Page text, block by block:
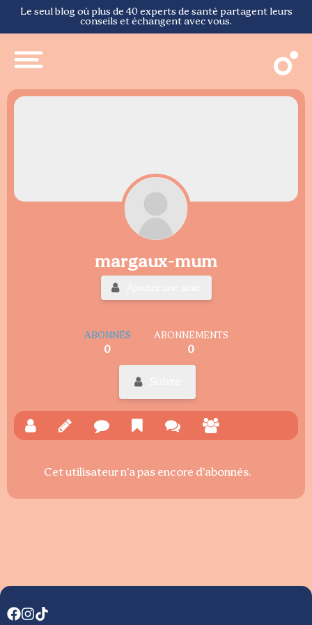
Le seul blog où plus de 40 experts de santé partagent leurs
conseils et échangent avec vous.
margaux-mum
ABONNÉS
0
ABONNEMENTS
0
Cet utilisateur n'a pas encore d'abonnés.